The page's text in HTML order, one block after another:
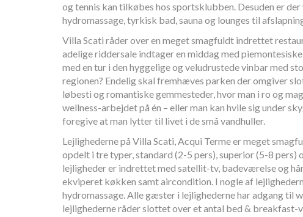
og tennis kan tilkøbes hos sportsklubben. Desuden er
hydromassage, tyrkisk bad, sauna og lounges til
Villa Scati råder over en meget smagfuldt indrettet
adelige riddersale indtager en middag med
med en tur i den hyggelige og veludrustede vinbar med
regionen? Endelig skal fremhæves parken der omgiver
løbesti og romantiske gemmesteder, hvor man i ro og
wellness-arbejdet på én – eller man kan hvile sig under
foregive at man lytter til livet i de små vandhuller.
Lejlighederne på Villa Scati, Acqui Terme er meget
opdelt i tre typer, standard (2-5 pers), superior (5-8 pers)
lejligheder er indrettet med satellit-tv, badeværelse og
ekviperet køkken samt aircondition. I nogle af
hydromassage. Alle gæster i lejlighederne har adgang til
lejlighederne råder slottet over et antal bed & breakfast-